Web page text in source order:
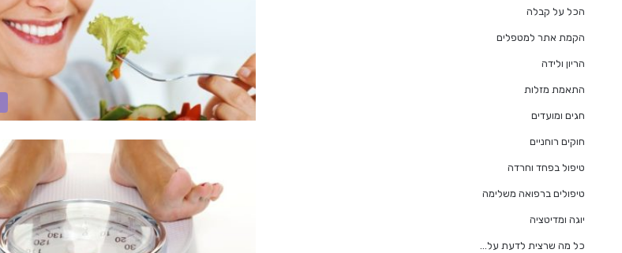
הכל על קבלה
הקמת אתר למטפלים
הריון ולידה
התאמת מזלות
חגים ומועדים
חוקים רוחניים
טיפול בפחד וחרדה
טיפולים ברפואה משלימה
יוגה ומדיטציה
כל מה שרצית לדעת על…